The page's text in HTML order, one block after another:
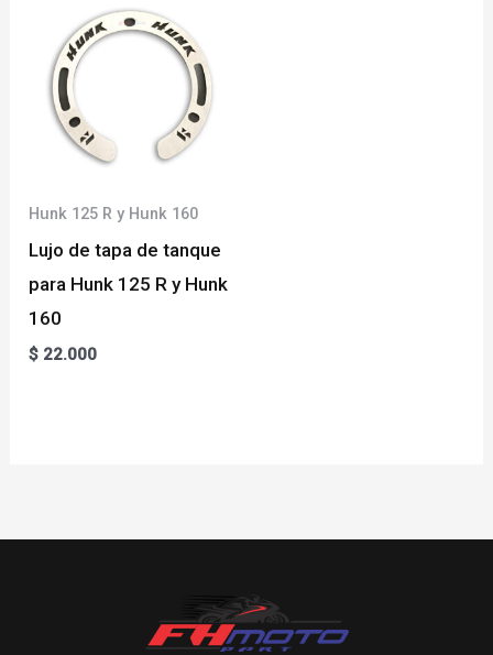
Hunk 125 R y Hunk 160
Lujo de tapa de tanque
para Hunk 125 R y Hunk
160
$ 22.000